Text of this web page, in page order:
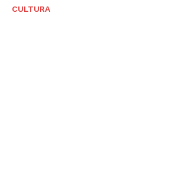
CULTURA